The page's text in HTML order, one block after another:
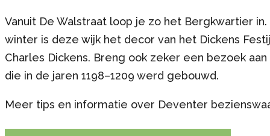
Vanuit De Walstraat loop je zo het Bergkwartier
winter is deze wijk het decor van het Dickens
Charles Dickens. Breng ook zeker een bezoek
die in de jaren 1198–1209 werd gebouwd.
Meer tips en informatie over Deventer